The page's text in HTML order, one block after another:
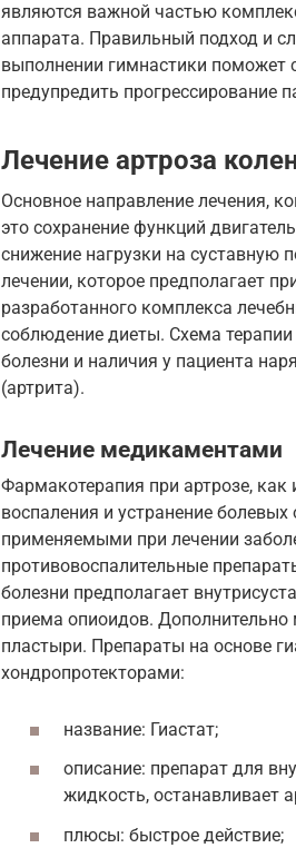
являются важной частью
аппарата. Правильный подход и
выполнении гимнастики поможет
предупредить прогрессирование
Лечение артроза
Основное направление лечения,
это сохранение функций
снижение нагрузки на суставную
лечении, которое предполагает
разработанного комплекса
соблюдение диеты. Схема терапии
болезни и наличия у пациента
(артрита).
Лечение медикаментами
Фармакотерапия при артрозе, как
воспаления и устранение
применяемыми при лечении
противовоспалительные
болезни предполагает
приема опиоидов.
пластыри. Препараты на основе
хондропротекторами:
название: Гиастат;
описание: препарат для
жидкость, останавливает
плюсы: быстрое действие;